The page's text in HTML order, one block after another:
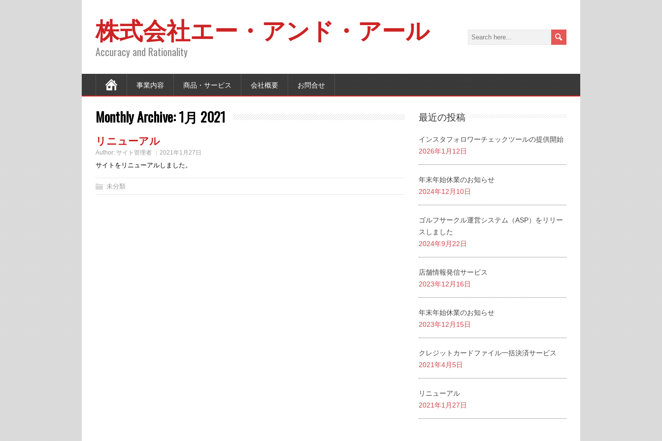
株式会社エー・アンド・アール
Accuracy and Rationality
事業内容 商品・サービス 会社概要 お問合せ
Monthly Archive:1月 2021
リニューアル
Author: サイト管理者 2021年1月27日
サイトをリニューアルしました。
未分類
最近の投稿
インスタフォロワーチェックツールの提供開始
2026年1月12日
年末年始休業のお知らせ
2024年12月10日
ゴルフサークル運営システム（ASP）をリリー
スしました
2024年9月22日
店舗情報発信サービス
2023年12月16日
年末年始休業のお知らせ
2023年12月15日
クレジットカードファイル一括決済サービス
2021年4月5日
リニューアル
2021年1月27日